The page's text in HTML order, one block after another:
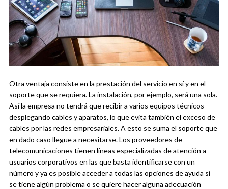
Otra ventaja consiste en la prestación del servicio en sí y en el
soporte que se requiera. La instalación, por ejemplo, será una sola.
Así la empresa no tendrá que recibir a varios equipos técnicos
desplegando cables y aparatos, lo que evita también el exceso de
cables por las redes empresariales. A esto se suma el soporte que
en dado caso llegue a necesitarse. Los proveedores de
telecomunicaciones tienen líneas especializadas de atención a
usuarios corporativos en las que basta identificarse con un
número y ya es posible acceder a todas las opciones de ayuda si
se tiene algún problema o se quiere hacer alguna adecuación